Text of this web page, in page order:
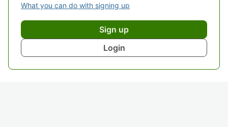
What you can do with signing up
Sign up
Login